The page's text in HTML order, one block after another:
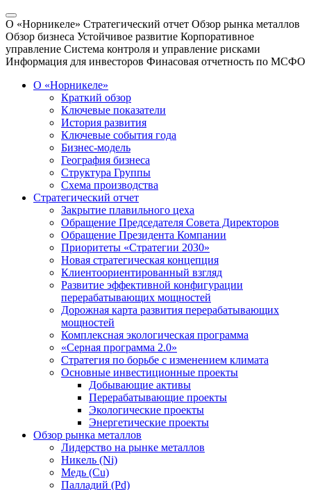
О «Норникеле» Стратегический отчет Обзор рынка металлов
Обзор бизнеса Устойчивое развитие Корпоративное
управление Система контроля и управление рисками
Информация для инвесторов Финасовая отчетность по МСФО
О «Норникеле»
Краткий обзор
Ключевые показатели
История развития
Ключевые события года
Бизнес-модель
География бизнеса
Структура Группы
Схема производства
Стратегический отчет
Закрытие плавильного цеха
Обращение Председателя Совета Директоров
Обращение Президента Компании
Приоритеты «Стратегии 2030»
Новая стратегическая концепция
Клиентоориентированный взгляд
Развитие эффективной конфигурации
перерабатывающих мощностей
Дорожная карта развития перерабатывающих
мощностей
Комплексная экологическая программа
«Серная программа 2.0»
Стратегия по борьбе с изменением климата
Основные инвестиционные проекты
Добывающие активы
Перерабатывающие проекты
Экологические проекты
Энергетические проекты
Обзор рынка металлов
Лидерство на рынке металлов
Никель (Ni)
Медь (Cu)
Палладий (Pd)